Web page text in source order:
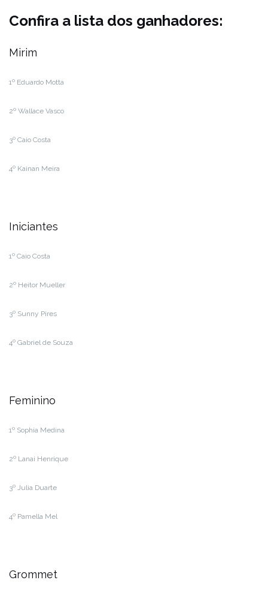
Confira a lista dos ganhadores:
Mirim
1º Eduardo Motta
2º Wallace Vasco
3º Caio Costa
4º Kainan Meira
Iniciantes
1º Caio Costa
2º Heitor Mueller
3º Sunny Pires
4º Gabriel de Souza
Feminino
1º Sophia Medina
2º Lanai Henrique
3º Julia Duarte
4º Pamella Mel
Grommet